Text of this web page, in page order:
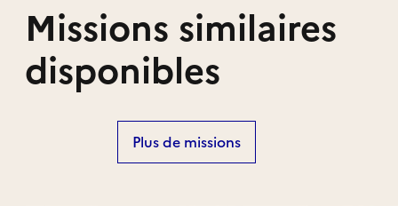
Missions similaires
disponibles
Plus de missions